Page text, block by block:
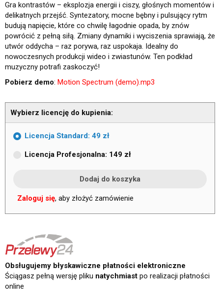
Gra kontrastów – eksplozja energii i ciszy, głośnych momentów i
delikatnych przejść. Syntezatory, mocne bębny i pulsujący rytm
budują napięcie, które co chwilę łagodnie opada, by znów
powrócić z pełną siłą. Zmiany dynamiki i wyciszenia sprawiają, że
utwór oddycha – raz porywa, raz uspokaja. Idealny do
nowoczesnych produkcji wideo i zwiastunów. Ten podkład
muzyczny potrafi zaskoczyć!
Pobierz demo: Motion Spectrum (demo).mp3
Wybierz licencję do kupienia:
Licencja Standard: 49 zł
Licencja Profesjonalna: 149 zł
Zaloguj się, aby złożyć zamówienie
Obsługujemy błyskawiczne płatności elektroniczne
Ściągasz pełną wersję pliku natychmiast po realizacji płatności
online